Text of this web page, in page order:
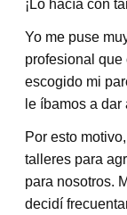
¡Lo hacía con
Yo me puse
profesional
escogido mi
le íbamos a
Por esto
talleres para
para nosotros.
decidí